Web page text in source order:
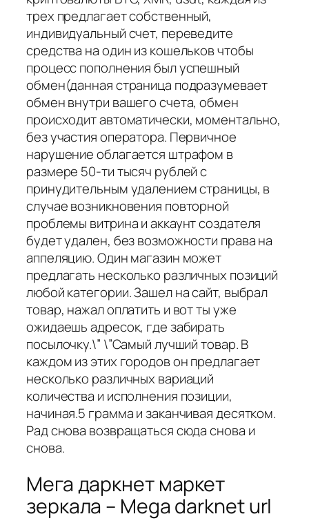
трех предлагает собственный,
индивидуальный счет, переведите
средства на один из кошельков чтобы
процесс пополнения был успешный
обмен(данная страница подразумевает
обмен внутри вашего счета, обмен
происходит автоматически, моментально,
без участия оператора. Первичное
нарушение облагается штрафом в
размере 50-ти тысяч рублей с
принудительным удалением страницы, в
случае возникновения повторной
проблемы витрина и аккаунт создателя
будет удален, без возможности права на
аппеляцию. Один магазин может
предлагать несколько различных позиций
любой категории. Зашел на сайт, выбрал
товар, нажал оплатить и вот ты уже
ожидаешь адресок, где забирать
посылочку.\” \”Самый лучший товар. В
каждом из этих городов он предлагает
несколько различных вариаций
количества и исполнения позиции,
начиная.5 грамма и заканчивая десятком.
Рад снова возвращаться сюда снова и
снова.
Мега даркнет маркет
зеркала – Mega darknet url